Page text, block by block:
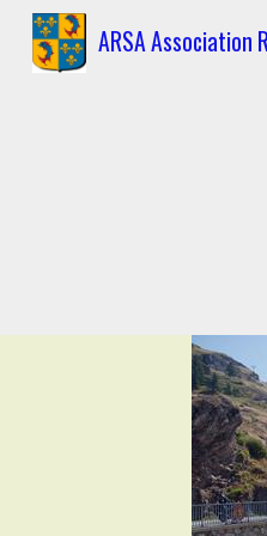
ARSA